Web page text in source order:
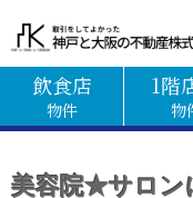
飲食店
物件
1階
物
美容院★サロン